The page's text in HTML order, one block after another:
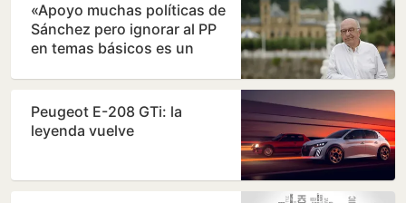
«Apoyo muchas políticas de
Sánchez pero ignorar al PP
en temas básicos es un
Peugeot E-208 GTi: la
leyenda vuelve